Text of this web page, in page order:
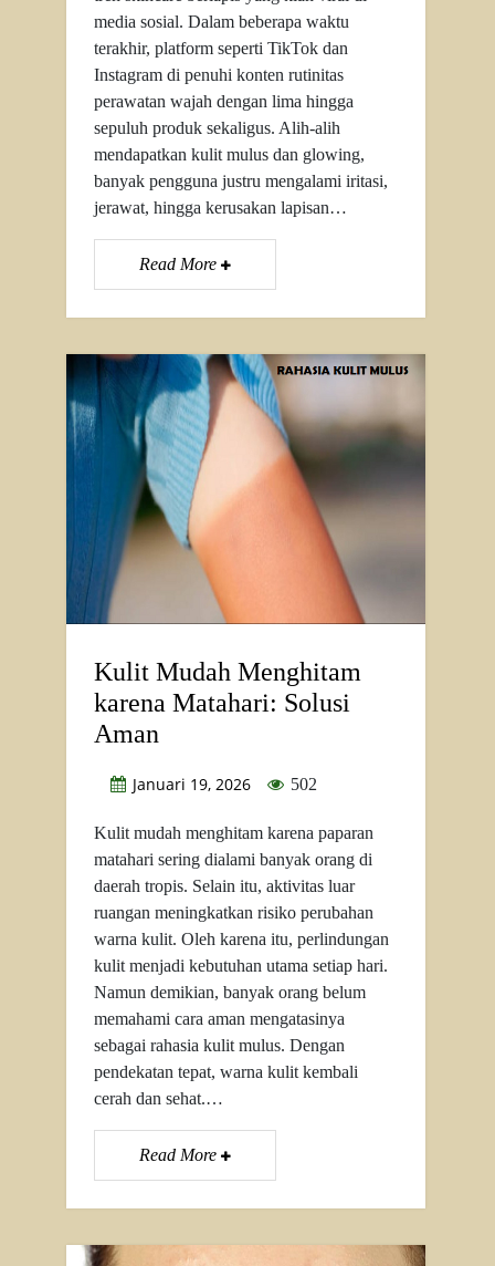
media sosial. Dalam beberapa waktu
terakhir, platform seperti TikTok dan
Instagram di penuhi konten rutinitas
perawatan wajah dengan lima hingga
sepuluh produk sekaligus. Alih-alih
mendapatkan kulit mulus dan glowing,
banyak pengguna justru mengalami iritasi,
jerawat, hingga kerusakan lapisan…
Read More
Kulit Mudah Menghitam
karena Matahari: Solusi
Aman
Januari 19, 2026 502
Kulit mudah menghitam karena paparan
matahari sering dialami banyak orang di
daerah tropis. Selain itu, aktivitas luar
ruangan meningkatkan risiko perubahan
warna kulit. Oleh karena itu, perlindungan
kulit menjadi kebutuhan utama setiap hari.
Namun demikian, banyak orang belum
memahami cara aman mengatasinya
sebagai rahasia kulit mulus. Dengan
pendekatan tepat, warna kulit kembali
cerah dan sehat.…
Read More